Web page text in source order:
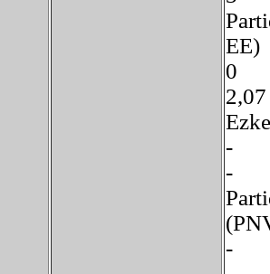
0
-
-